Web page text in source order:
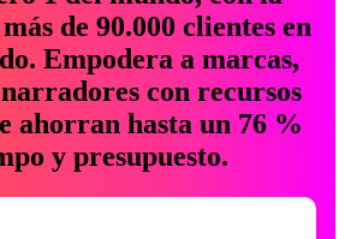
de 90.000 clientes en
Empodera a marcas,
con recursos
ahorran hasta un 76 %
y presupuesto.